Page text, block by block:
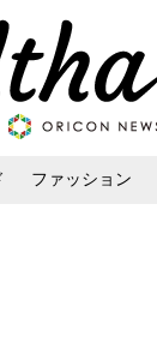
ファッション